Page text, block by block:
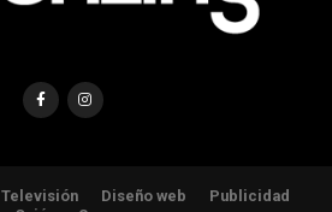
Televisión Diseño web
Publicidad